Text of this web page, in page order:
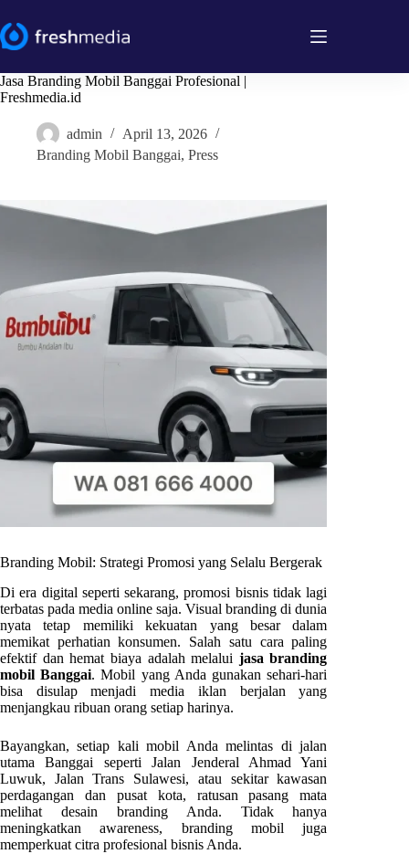
to
content
Jasa Branding Mobil Banggai Profesional |
Freshmedia.id
admin
April 13, 2026
Branding Mobil Banggai, Press
Branding Mobil: Strategi Promosi yang Selalu Bergerak
Di era digital seperti sekarang, promosi bisnis tidak lagi
terbatas pada media online saja. Visual branding di dunia
nyata tetap memiliki kekuatan yang besar dalam
memikat perhatian konsumen. Salah satu cara paling
efektif dan hemat biaya adalah melalui jasa branding
mobil Banggai. Mobil yang Anda gunakan sehari-hari
bisa disulap menjadi media iklan berjalan yang
menjangkau ribuan orang setiap harinya.
Bayangkan, setiap kali mobil Anda melintas di jalan
utama Banggai seperti Jalan Jenderal Ahmad Yani
Luwuk, Jalan Trans Sulawesi, atau sekitar kawasan
perdagangan dan pusat kota, ratusan pasang mata
melihat desain branding Anda. Tidak hanya
meningkatkan awareness, branding mobil juga
memperkuat citra profesional bisnis Anda.